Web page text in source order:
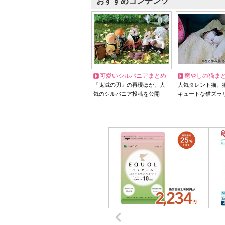
可愛いシルバニアまとめ
『鬼滅の刃』の再現ほか、人
気のシルバニア投稿を公開
癒やしの猫ま
人気タレント猫
キュートな猫ズラ